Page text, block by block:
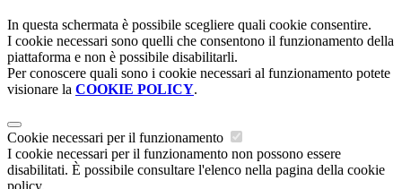
In questa schermata è possibile scegliere quali cookie consentire.
I cookie necessari sono quelli che consentono il funzionamento della
piattaforma e non è possibile disabilitarli.
Per conoscere quali sono i cookie necessari al funzionamento potete
visionare la COOKIE POLICY.
Cookie necessari per il funzionamento
I cookie necessari per il funzionamento non possono essere
disabilitati. È possibile consultare l'elenco nella pagina della cookie
policy.